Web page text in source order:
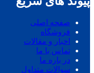
صفحه اصلی
فروشگاه
اخبار و مقالات
تماس با ما
در باره ما
سوالات متداول